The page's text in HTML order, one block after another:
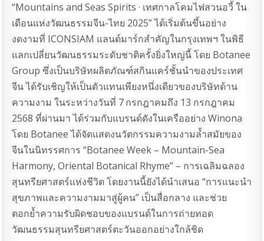
“Mountains and Seas Spirits · เทศกาลโคมไฟสวนอวี้ ใน
เดือนแห่งวัฒนธรรมจีน-ไทย 2025” ได้เริ่มต้นขึ้นอย่าง
งดงามที่ ICONSIAM แลนด์มาร์กสำคัญในกรุงเทพฯ ในพิธี
แลกเปลี่ยนวัฒนธรรมระดับชาติครั้งยิ่งใหญ่นี้ โดย Botanee
Group ซึ่งเป็นบริษัทผลิตภัณฑ์สกินแคร์ชั้นนำของประเทศ
จีน ได้รับเชิญให้เป็นตัวแทนเพียงหนึ่งเดียวของบริษัทด้าน
ความงาม ในระหว่างวันที่ 7กรกฎาคมถึง 13 กรกฎาคม
2568 ที่ผ่านมา ได้ร่วมกับแบรนด์ดังในเครืออย่าง Winona
โดย Botanee ได้จัดแสดงนวัตกรรมความงามล้ำสมัยของ
จีนในนิทรรศการ “Botanee Week – Mountain-Sea
Harmony, Oriental Botanical Rhyme” – การเฉลิมฉลอง
สุนทรียศาสตร์แห่งชีวิต โดยงานนี้ยังได้นำเสนอ “การแนะนำ
สุขภาพและความงามมาสู่ผู้คน” เป็นสื่อกลาง และช่วย
ตอกย้ำความรับผิดชอบของแบรนด์ในการถ่ายทอด
วัฒนธรรมสุนทรียศาสตร์ตะวันออกอย่างใกล้ชิด